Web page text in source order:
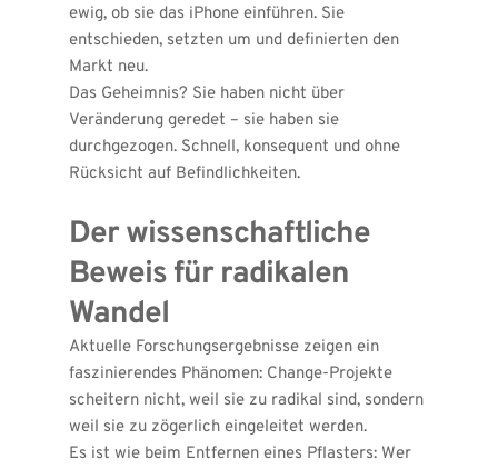
ewig, ob sie das iPhone einführen. Sie
entschieden, setzten um und definierten den
Markt neu.
Das Geheimnis? Sie haben nicht über
Veränderung geredet – sie haben sie
durchgezogen. Schnell, konsequent und ohne
Rücksicht auf Befindlichkeiten.
Der wissenschaftliche
Beweis für radikalen
Wandel
Aktuelle Forschungsergebnisse zeigen ein
faszinierendes Phänomen: Change-Projekte
scheitern nicht, weil sie zu radikal sind, sondern
weil sie zu zögerlich eingeleitet werden.
Es ist wie beim Entfernen eines Pflasters: Wer